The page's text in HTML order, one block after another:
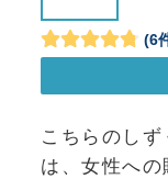
こちらのし
は、女性へ